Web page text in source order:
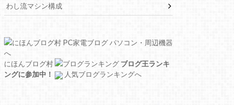
わし流マシン構成
にほんブログ村
ブログ王ランキ
ングに参加中！
人気ブログランキングへ